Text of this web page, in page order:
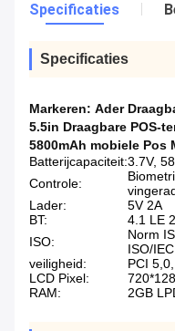
Specificaties
Specificaties
Markeren: Ader
5.5in Draagbare POS-
5800mAh mobiele Pos
Batterijcapaciteit:3.7V,
Controle:
Lader:
5V 2A
BT:
4.1 LE
ISO:
Norm
ISO/
veiligheid:
PCI
LCD Pixel:
RAM:
2GB